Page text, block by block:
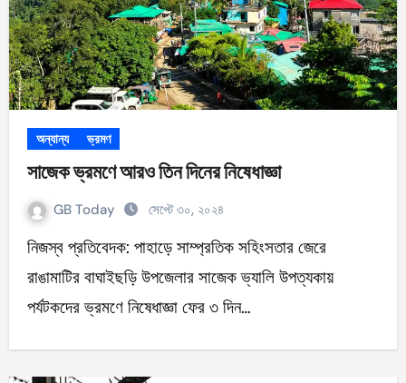
অন্যান্য ভ্রমণ
সাজেক ভ্রমণে আরও তিন দিনের নিষেধাজ্ঞা
GB Today সেপ্টে ৩০, ২০২৪
নিজস্ব প্রতিবেদক: পাহাড়ে সাম্প্রতিক সহিংসতার জেরে
রাঙামাটির বাঘাইছড়ি উপজেলার সাজেক ভ্যালি উপত্যকায়
পর্যটকদের ভ্রমণে নিষেধাজ্ঞা ফের ৩ দিন…